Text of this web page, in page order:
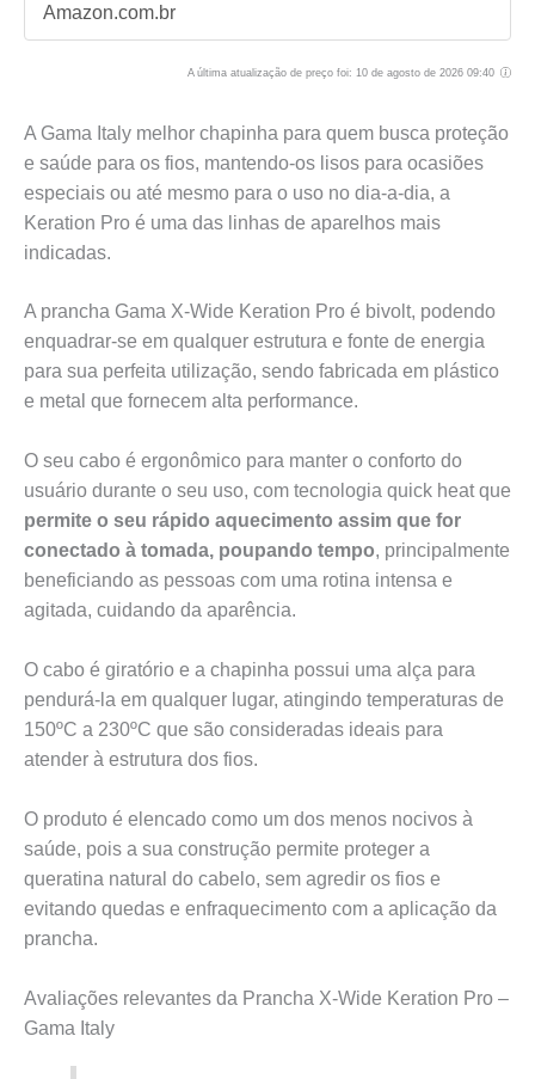
Amazon.com.br
A última atualização de preço foi: 10 de agosto de 2026 09:40
A Gama Italy melhor chapinha para quem busca proteção
e saúde para os fios, mantendo-os lisos para ocasiões
especiais ou até mesmo para o uso no dia-a-dia, a
Keration Pro é uma das linhas de aparelhos mais
indicadas.
A prancha Gama X-Wide Keration Pro é bivolt, podendo
enquadrar-se em qualquer estrutura e fonte de energia
para sua perfeita utilização, sendo fabricada em plástico
e metal que fornecem alta performance.
O seu cabo é ergonômico para manter o conforto do
usuário durante o seu uso, com tecnologia quick heat que
permite o seu rápido aquecimento assim que for
conectado à tomada, poupando tempo, principalmente
beneficiando as pessoas com uma rotina intensa e
agitada, cuidando da aparência.
O cabo é giratório e a chapinha possui uma alça para
pendurá-la em qualquer lugar, atingindo temperaturas de
150ºC a 230ºC que são consideradas ideais para
atender à estrutura dos fios.
O produto é elencado como um dos menos nocivos à
saúde, pois a sua construção permite proteger a
queratina natural do cabelo, sem agredir os fios e
evitando quedas e enfraquecimento com a aplicação da
prancha.
Avaliações relevantes da Prancha X-Wide Keration Pro –
Gama Italy